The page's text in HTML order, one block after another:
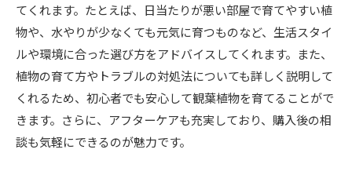
てくれます。たとえば、日当たりが悪い部屋で育てやすい植
物や、水やりが少なくても元気に育つものなど、生活スタイ
ルや環境に合った選び方をアドバイスしてくれます。また、
植物の育て方やトラブルの対処法についても詳しく説明して
くれるため、初心者でも安心して観葉植物を育てることがで
きます。さらに、アフターケアも充実しており、購入後の相
談も気軽にできるのが魅力です。